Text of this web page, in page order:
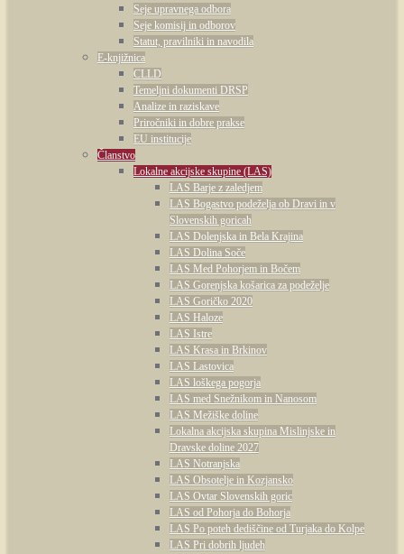
Seje upravnega odbora
Seje komisij in odborov
Statut, pravilniki in navodila
E-knjižnica
CLLD
Temeljni dokumenti DRSP
Analize in raziskave
Priročniki in dobre prakse
EU institucije
Članstvo
Lokalne akcijske skupine (LAS)
LAS Barje z zaledjem
LAS Bogastvo podeželja ob Dravi in v
Slovenskih goricah
LAS Dolenjska in Bela Krajina
LAS Dolina Soče
LAS Med Pohorjem in Bočem
LAS Gorenjska košarica za podeželje
LAS Goričko 2020
LAS Haloze
LAS Istre
LAS Krasa in Brkinov
LAS Lastovica
LAS loškega pogorja
LAS med Snežnikom in Nanosom
LAS Mežiške doline
Lokalna akcijska skupina Mislinjske in
Dravske doline 2027
LAS Notranjska
LAS Obsotelje in Kozjansko
LAS Ovtar Slovenskih goric
LAS od Pohorja do Bohorja
LAS Po poteh dediščine od Turjaka do Kolpe
LAS Pri dobrih ljudeh